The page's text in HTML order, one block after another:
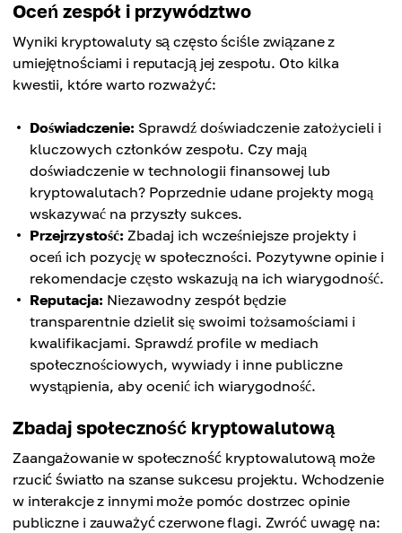
Oceń zespół i przywództwo
Wyniki kryptowaluty są często ściśle związane z
umiejętnościami i reputacją jej zespołu. Oto kilka
kwestii, które warto rozważyć:
Doświadczenie: Sprawdź doświadczenie założycieli i
kluczowych członków zespołu. Czy mają
doświadczenie w technologii finansowej lub
kryptowalutach? Poprzednie udane projekty mogą
wskazywać na przyszły sukces.
Przejrzystość: Zbadaj ich wcześniejsze projekty i
oceń ich pozycję w społeczności. Pozytywne opinie i
rekomendacje często wskazują na ich wiarygodność.
Reputacja: Niezawodny zespół będzie
transparentnie dzielił się swoimi tożsamościami i
kwalifikacjami. Sprawdź profile w mediach
społecznościowych, wywiady i inne publiczne
wystąpienia, aby ocenić ich wiarygodność.
Zbadaj społeczność kryptowalutową
Zaangażowanie w społeczność kryptowalutową może
rzucić światło na szanse sukcesu projektu. Wchodzenie
w interakcje z innymi może pomóc dostrzec opinie
publiczne i zauważyć czerwone flagi. Zwróć uwagę na: